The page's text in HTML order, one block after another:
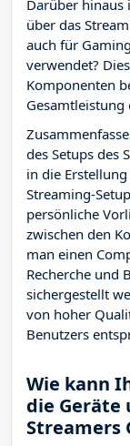
Darüber hinaus
über das
auch für
verwendet?
Komponenten
Gesamtleistung
des Setups des
in die
Streaming-
persönliche
zwischen den
man einen
Recherche und
sichergestellt
von hoher
Benutzers
Wie kann
die Geräte
Streamers